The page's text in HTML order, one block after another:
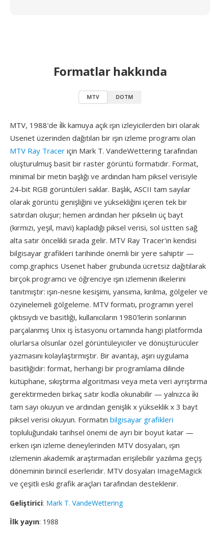
Formatlar hakkında
MTV DOTM
MTV, 1988'de i̇lk kamuya açık ışın izleyicilerden biri olarak
Usenet üzerinden dağıtılan bir ışın izleme programı olan
MTV Ray Tracer için Mark T. VandeWettering tarafından
oluşturulmuş basit bir raster görüntü formatıdır. Format,
minimal bir metin başlığı ve ardından ham piksel verisiyle
24-bit RGB görüntüleri saklar. Başlık, ASCII tam sayılar
olarak görüntü genişliğini ve yüksekliğini içeren tek bir
satırdan oluşur; hemen ardından her pikselin üç bayt
(kırmızı, yeşil, mavi) kapladığı piksel verisi, sol üstten sağ
alta satır öncelikli sırada gelir. MTV Ray Tracer'ın kendisi
bilgisayar grafikleri tarihinde önemli bir yere sahiptir —
comp.graphics Usenet haber grubunda ücretsiz dağıtılarak
birçok programcı ve öğrenciye ışın izlemenin ilkelerini
tanıtmıştır: ışın-nesne kesişimi, yansıma, kırılma, gölgeler ve
özyinelemeli gölgeleme. MTV formatı, programın yerel
çıktısıydı ve basitliği, kullanıcıların 1980'lerin sonlarının
parçalanmış Unix iş i̇stasyonu ortamında hangi platformda
olurlarsa olsunlar özel görüntüleyiciler ve dönüştürücüler
yazmasını kolaylaştırmıştır. Bir avantajı, aşırı uygulama
basitliğidir: format, herhangi bir programlama dilinde
kütüphane, sıkıştırma algoritması veya meta veri ayrıştırma
gerektirmeden birkaç satır kodla okunabilir — yalnızca i̇ki
tam sayı okuyun ve ardından genişlik x yükseklik x 3 bayt
piksel verisi okuyun. Formatın bilgisayar grafikleri
topluluğundaki tarihsel önemi de ayrı bir boyut katar —
erken ışın izleme deneylerinden MTV dosyaları, ışın
izlemenin akademik araştırmadan erişilebilir yazılıma geçiş
döneminin birincil eserleridir. MTV dosyaları ImageMagick
ve çeşitli eski grafik araçları tarafından desteklenir.
Geliştirici: Mark T. VandeWettering
İlk yayın: 1988